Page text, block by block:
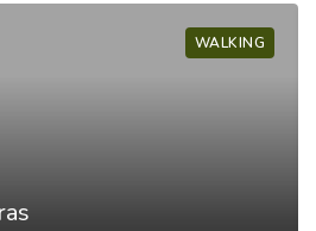
WALKING